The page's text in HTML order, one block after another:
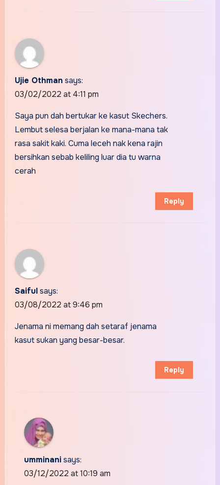
Ujie Othman says:
03/02/2022 at 4:11 pm
Saya pun dah bertukar ke kasut Skechers.
Lembut selesa berjalan ke mana-mana tak
rasa sakit kaki. Cuma leceh nak kena rajin
bersihkan sebab keliling luar dia tu warna
cerah
Reply
Saiful says:
03/08/2022 at 9:46 pm
Jenama ni memang dah setaraf jenama
kasut sukan yang besar-besar.
Reply
umminanisays:
03/12/2022 at 10:19 am